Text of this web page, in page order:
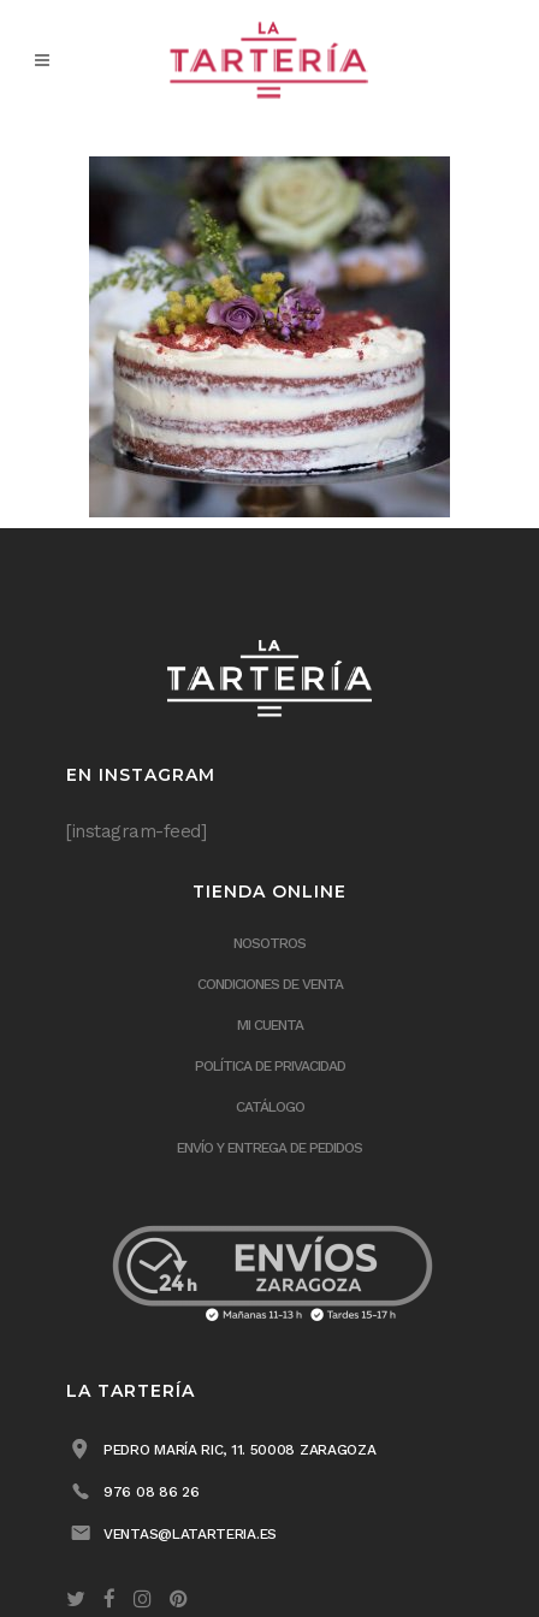
EN INSTAGRAM
[instagram-feed]
TIENDA ONLINE
NOSOTROS
CONDICIONES DE VENTA
MI CUENTA
POLÍTICA DE PRIVACIDAD
CATÁLOGO
ENVÍO Y ENTREGA DE PEDIDOS
LA TARTERÍA
PEDRO MARÍA RIC, 11. 50008 ZARAGOZA
976 08 86 26
VENTAS@LATARTERIA.ES